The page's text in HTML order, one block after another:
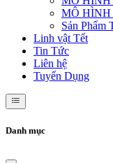
MÔ
Sản Phẩm
Linh vật Tết
Tin Tức
Liên hệ
Tuyển Dụng
Danh mục